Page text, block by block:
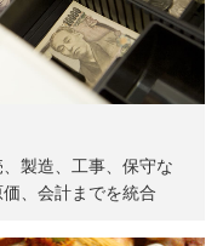
製造、工事、保守な
、会計までを統合